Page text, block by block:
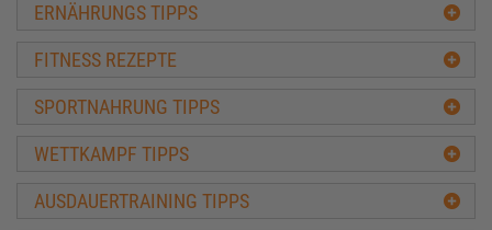
ERNÄHRUNGS TIPPS
FITNESS REZEPTE
SPORTNAHRUNG TIPPS
WETTKAMPF TIPPS
AUSDAUERTRAINING TIPPS